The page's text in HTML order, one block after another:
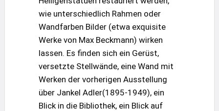
wie unterschiedlich Rahmen oder
Wandfarben Bilder (etwa exquisite
Werke von Max Beckmann) wirken
lassen. Es finden sich ein Gerüst,
versetzte Stellwände, eine Wand mit
Werken der vorherigen Ausstellung
über Jankel Adler(1895-1949), ein
Blick in die Bibliothek, ein Blick auf